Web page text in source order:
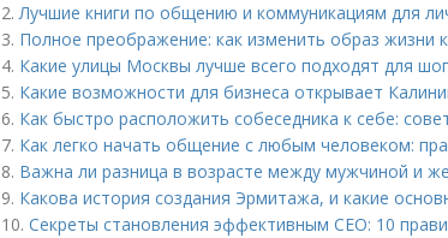
2.Лучшие книги по общению и коммуникациям для
3. Полное преображение: как изменить образ жизни
4. Какие улицы Москвы лучше всего подходят для
5. Какие возможности для бизнеса открывает
6. Как быстро расположить собеседника к себе:
7. Как легко начать общение с любым человеком:
8. Важна ли разница в возрасте между мужчиной и
9. Какова история создания Эрмитажа, и какие
10. Секреты становления эффективным CEO: 10